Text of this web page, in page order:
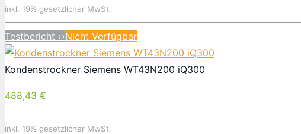
inkl. 19% gesetzlicher MwSt.
Testbericht ››Nicht Verfügbar
Kondenstrockner Siemens WT43N200 iQ300
488,43 €
inkl. 19% gesetzlicher MwSt.